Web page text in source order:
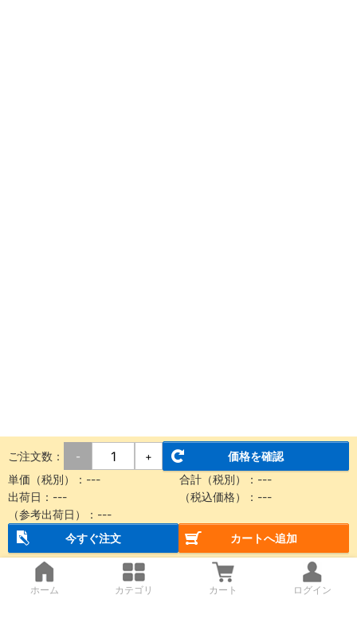
ご注文数： - +
価格を確認
単価（税別）： --- 合計（税別）： ---
出荷日： --- （税込価格）： ---
（参考出荷日）： ---
今すぐ注文
カートへ追加
ホーム カテゴリ カート ログイン